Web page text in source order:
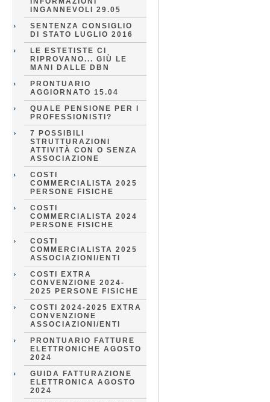
INGANNEVOLI 29.05
SENTENZA CONSIGLIO
DI STATO LUGLIO 2016
LE ESTETISTE CI
RIPROVANO... GIÙ LE
MANI DALLE DBN
PRONTUARIO
AGGIORNATO 15.04
QUALE PENSIONE PER I
PROFESSIONISTI?
7 POSSIBILI
STRUTTURAZIONI
ATTIVITÀ CON O SENZA
ASSOCIAZIONE
COSTI
COMMERCIALISTA 2025
PERSONE FISICHE
COSTI
COMMERCIALISTA 2024
PERSONE FISICHE
COSTI
COMMERCIALISTA 2025
ASSOCIAZIONI/ENTI
COSTI EXTRA
CONVENZIONE 2024-
2025 PERSONE FISICHE
COSTI 2024-2025 EXTRA
CONVENZIONE
ASSOCIAZIONI/ENTI
PRONTUARIO FATTURE
ELETTRONICHE AGOSTO
2024
GUIDA FATTURAZIONE
ELETTRONICA AGOSTO
2024